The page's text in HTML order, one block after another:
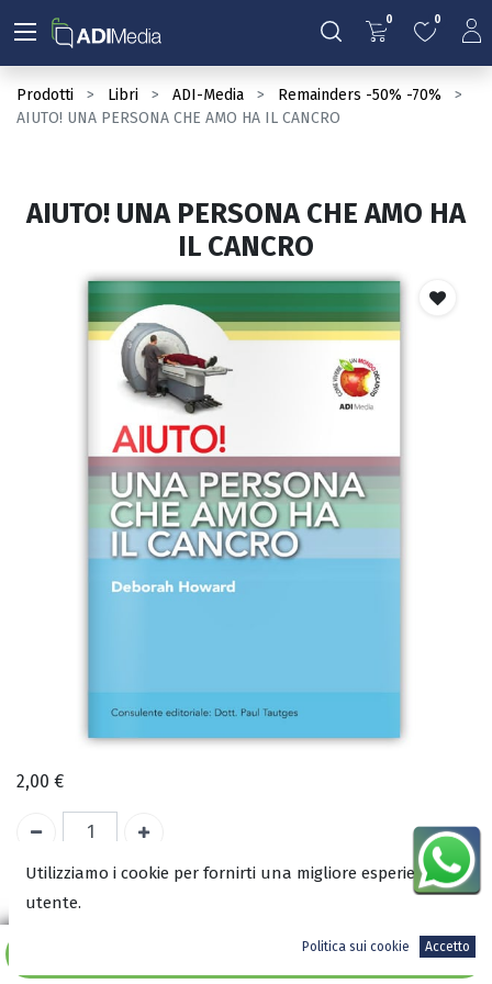
0 0
Prodotti Libri ADI-Media
Remainders -50% -70%
AIUTO! UNA PERSONA CHE AMO HA IL CANCRO
Aggiungi al carrello
AIUTO! UNA PERSONA CHE AMO HA
IL CANCRO
2,00 €
A magazzino
ISBN:
Utilizziamo i cookie per fornirti una migliore esperienza
utente.
Politica sui cookie Accetto